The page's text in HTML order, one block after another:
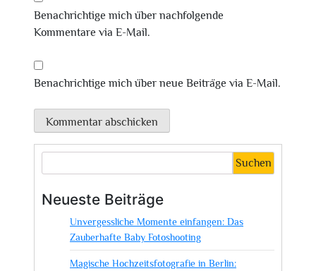
Benachrichtige mich über nachfolgende
Kommentare via E-Mail.
Benachrichtige mich über neue Beiträge via E-Mail.
Suchen
Neueste Beiträge
Unvergessliche Momente einfangen: Das
Zauberhafte Baby Fotoshooting
Magische Hochzeitsfotografie in Berlin: